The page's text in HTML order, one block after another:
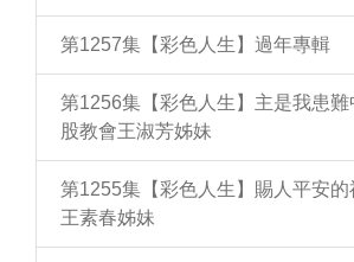
第1257集【彩色人生】過年專輯
第1256集【彩色人生】主是我患難
股教會王淑芳姊妹
第1255集【彩色人生】賜人平安的
王素春姊妹